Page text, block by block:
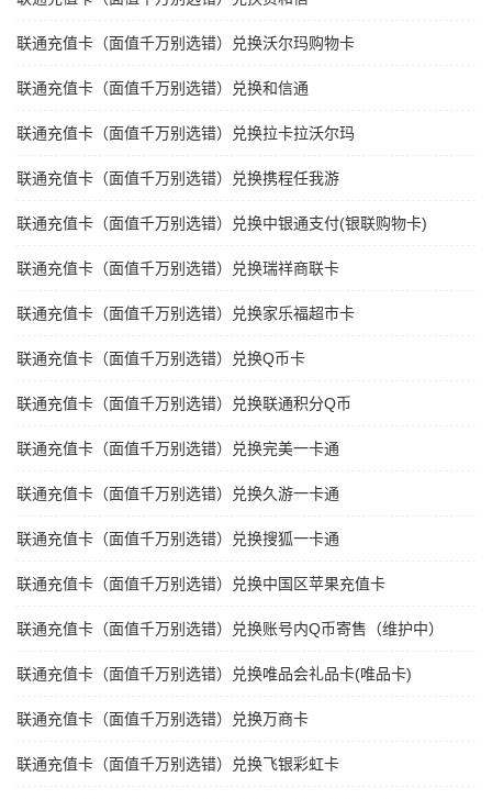
联通充值卡（面值千万别选错）兑换沃尔玛购物卡
联通充值卡（面值千万别选错）兑换和信通
联通充值卡（面值千万别选错）兑换拉卡拉沃尔玛
联通充值卡（面值千万别选错）兑换携程任我游
联通充值卡（面值千万别选错）兑换中银通支付(银联购物卡)
联通充值卡（面值千万别选错）兑换瑞祥商联卡
联通充值卡（面值千万别选错）兑换家乐福超市卡
联通充值卡（面值千万别选错）兑换Q币卡
联通充值卡（面值千万别选错）兑换联通积分Q币
联通充值卡（面值千万别选错）兑换完美一卡通
联通充值卡（面值千万别选错）兑换久游一卡通
联通充值卡（面值千万别选错）兑换搜狐一卡通
联通充值卡（面值千万别选错）兑换中国区苹果充值卡
联通充值卡（面值千万别选错）兑换账号内Q币寄售（维护中）
联通充值卡（面值千万别选错）兑换唯品会礼品卡(唯品卡)
联通充值卡（面值千万别选错）兑换万商卡
联通充值卡（面值千万别选错）兑换飞银彩虹卡